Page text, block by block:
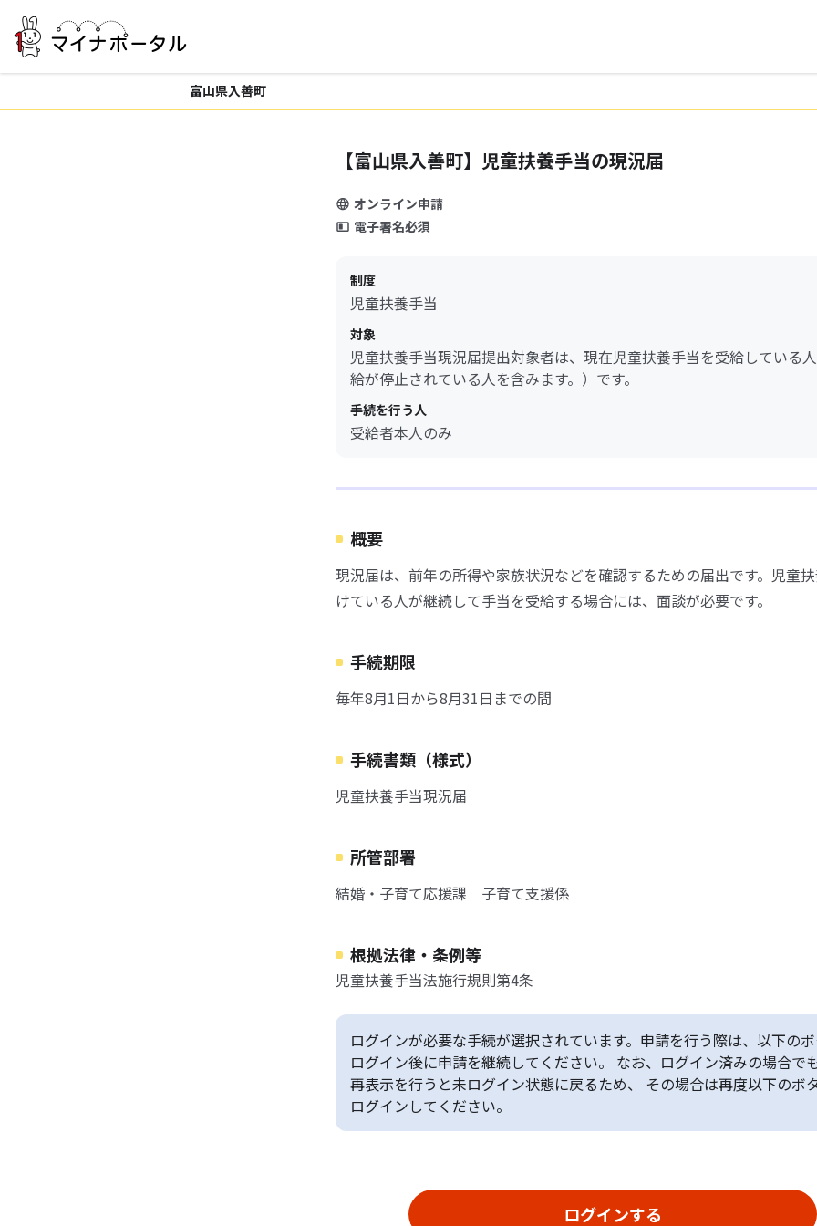
富山県入善町
【富山県入善町】児童扶養手当の現況届
オンライン申請
電子署名必須
制度
児童扶養手当
対象
児童扶養手当現況届提出対象者は、現在児童扶養手当を受給している
給が停止されている人を含みます。）です。
手続を行う人
受給者本人のみ
概要
現況届は、前年の所得や家族状況などを確認するための届出です。児童
けている人が継続して手当を受給する場合には、面談が必要です。
手続期限
毎年8月1日から8月31日までの間
手続書類（様式）
児童扶養手当現況届
所管部署
結婚・子育て応援課 子育て支援係
根拠法律・条例等
児童扶養手当法施行規則第4条
ログインが必要な手続が選択されています。申請を行う際は、以下の
ログイン後に申請を継続してください。 なお、ログイン済みの場合で
再表示を行うと未ログイン状態に戻るため、 その場合は再度以下のボ
ログインしてください。